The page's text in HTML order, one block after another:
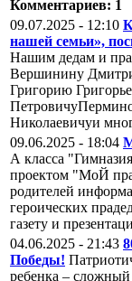
Комментариев: 1
09.07.2025 - 12:10
нашей семьи»,
Нашим дедам и
Вершинину
Григорию
Николаевичуи
09.06.2025 - 18:04
А класса
проектом "МоЙ
родителей
героических
газету и
04.06.2025 - 21:43
Победы!
ребенка – сложный